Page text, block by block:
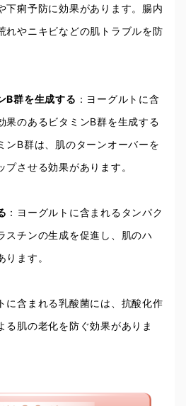
下痢予防に効果があります。腸内
れやニキビなどの肌トラブルを防
B群を生成する ：ヨーグルトに含
果のあるビタミンB群を生成する
ンB群は、肌のターンオーバーを
させる効果があります。
：ヨーグルトに含まれるタンパク
スチンの生成を促進し、肌のハ
ります。
に含まれる乳酸菌には、抗酸化作
る肌の老化を防ぐ効果がありま